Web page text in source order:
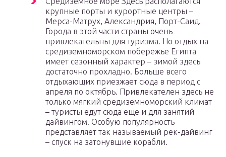
крупные порты и курортные центры –
Мерса-Матрух, Александрия, Порт-Саид.
Города в этой части страны очень
привлекательны для туризма. Но отдых на
средиземноморском побережье Египта
имеет сезонный характер – зимой здесь
достаточно прохладно. Больше всего
отдыхающих приезжает сюда в период с
апреля по октябрь. Привлекателен здесь не
только мягкий средиземноморский климат
– туристы едут сюда еще и для занятий
дайвингом. Особую популярность
представляет так называемый рек-дайвинг
– спуск на затонувшие корабли.